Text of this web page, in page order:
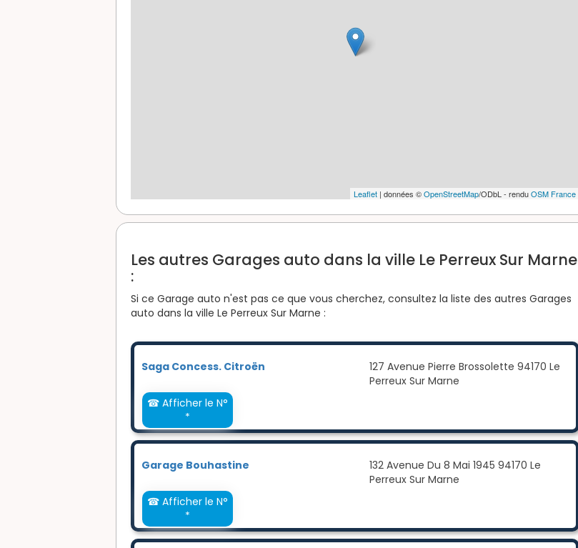
Leaflet | données ©OpenStreetMap/ODbL - renduOSM France
Les autres Garages auto dans la ville Le Perreux Sur Marne
:
Si ce Garage auto n'est pas ce que vous cherchez, consultez la liste des autres Garages
auto dans la ville Le Perreux Sur Marne :
Saga Concess. Citroën
127 Avenue Pierre Brossolette 94170 Le
Perreux Sur Marne
☎ Afficher le N°
*
Garage Bouhastine
132 Avenue Du 8 Mai 1945 94170 Le
Perreux Sur Marne
☎ Afficher le N°
*